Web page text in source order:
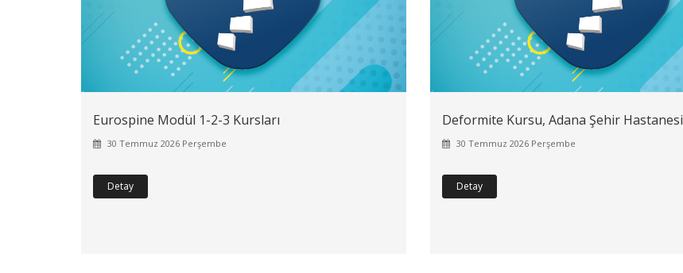
Eurospine Modül 1-2-3 Kursları
30 Temmuz 2026 Perşembe
Detay
Deformite Kursu, Adana Şehir Hastanesi
30 Temmuz 2026 Perşembe
Detay